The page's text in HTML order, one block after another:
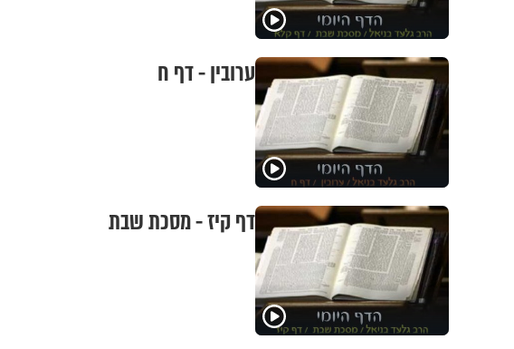
ערובין - דף ח
דף קיז - מסכת שבת